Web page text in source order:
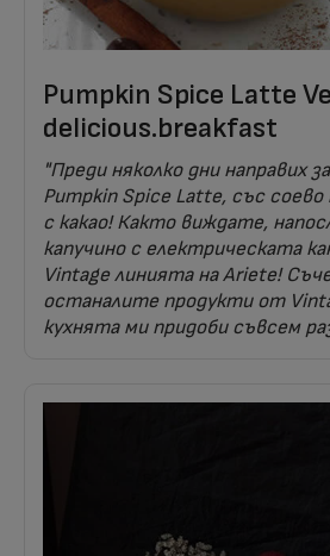
Pumpkin Spice Latte
delicious.breakfast
"Преди няколко дни направих
Pumpkin Spice Latte, със
с какао! Както виждате,
капучино с електрическата
Vintage линията на Ariete!
останалите продукти от
кухнята ми придоби съвсем